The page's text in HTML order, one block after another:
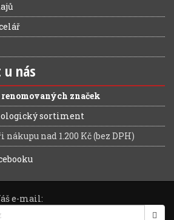
u nás
renomovaných značek
sortiment
nákupu nad 1.200 Kč (bez DPH)
e-mail: